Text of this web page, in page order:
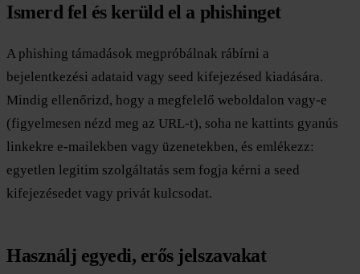
Ismerd fel és kerüld el a phishinget
A phishing támadások megpróbálnak rábírni a
bejelentkezési adataid vagy seed kifejezésed kiadására.
Mindig ellenőrizd, hogy a megfelelő weboldalon vagy-e
(figyelmesen nézd meg az URL-t), soha ne kattints gyanús
linkekre e-mailekben vagy üzenetekben, és emlékezz:
egyetlen legitim szolgáltatás sem fogja kérni a seed
kifejezésedet vagy privát kulcsodat.
Használj egyedi, erős jelszavakat